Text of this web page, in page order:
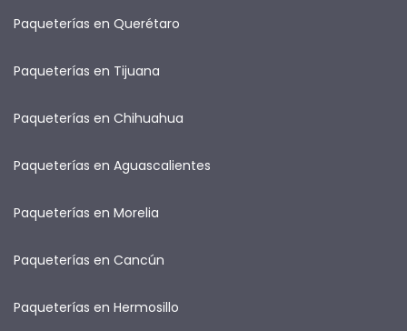
Paqueterías en Querétaro
Paqueterías en Tijuana
Paqueterías en Chihuahua
Paqueterías en Aguascalientes
Paqueterías en Morelia
Paqueterías en Cancún
Paqueterías en Hermosillo